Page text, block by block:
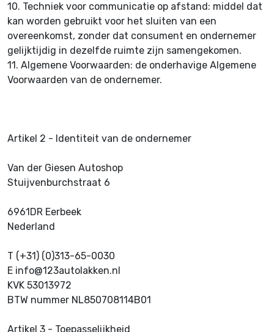
10. Techniek voor communicatie op afstand: middel dat
kan worden gebruikt voor het sluiten van een
overeenkomst, zonder dat consument en ondernemer
gelijktijdig in dezelfde ruimte zijn samengekomen.
11. Algemene Voorwaarden: de onderhavige Algemene
Voorwaarden van de ondernemer.
Artikel 2 - Identiteit van de ondernemer
Van der Giesen Autoshop
Stuijvenburchstraat 6
6961DR Eerbeek
Nederland
T (+31) (0)313-65-0030
E info@123autolakken.nl
KVK 53013972
BTW nummer NL850708114B01
Artikel 3 - Toepasselijkheid